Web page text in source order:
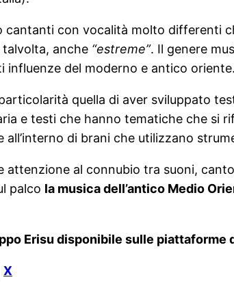
cantanti con vocalità molto differenti
anche “estreme”. Il genere
del moderno e antico oriente.
quella di aver sviluppato
e testi che hanno tematiche che si
all’interno di brani che utilizzano
attenzione al connubio tra suoni,
palco la musica dell’antico Medio
Erisu disponibile sulle
X